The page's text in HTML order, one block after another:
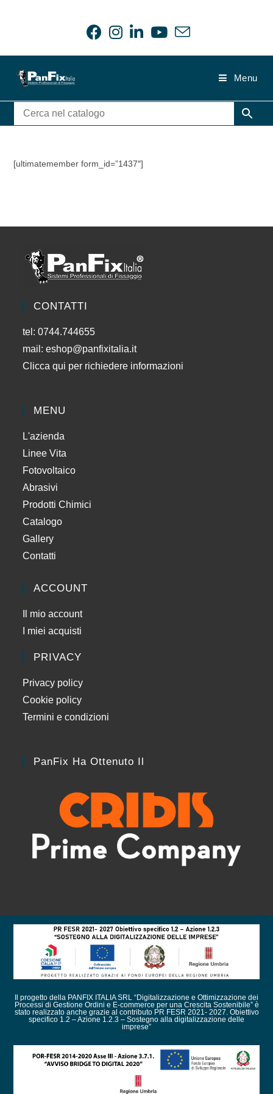
Menu
[ultimatemember form_id=”1437″]
CONTATTI
tel: 0744.744655
mail:eshop@panfixitalia.it
Clicca qui per richiedere informazioni
MENU
L'azienda
Linee Vita
Fotovoltaico
Abrasivi
Prodotti Chimici
Catalogo
Gallery
Contatti
ACCOUNT
Il mio account
I miei acquisti
PRIVACY
Privacy policy
Cookie policy
Termini e condizioni
PanFix Ha Ottenuto Il
Il progetto della PANFIX ITALIA SRL “Digitalizzazione e Ottimizzazione dei
Processi di Gestione Ordini e E-commerce per una Crescita Sostenibile” è
stato realizzato anche grazie al contributo PR FESR 2021- 2027. Obiettivo
specifico 1.2 – Azione 1.2.3 – Sostegno alla digitalizzazione delle
imprese”